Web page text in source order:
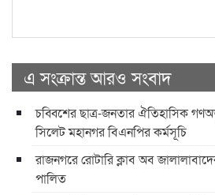
এ সংক্রান্ত আরও সংবাদ
চব্বিশের ছাত্র-জনতার ঐতিহাসিক
সিলেট মহানগর বিএনপির কর্মসূচি
রাজনগরে রোটারি ক্লাব অব
পালিত